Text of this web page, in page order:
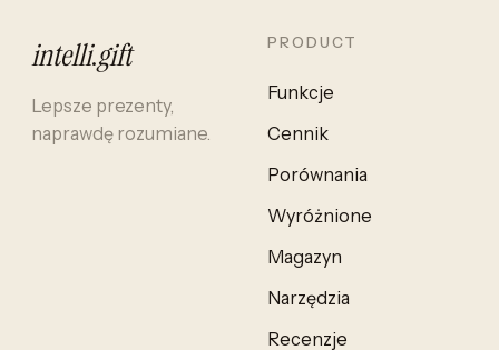
intelli.gift
Lepsze prezenty,
naprawdę rozumiane.
PRODUCT
Funkcje
Cennik
Porównania
Wyróżnione
Magazyn
Narzędzia
Recenzje